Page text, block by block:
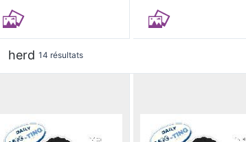
herd 14 résultats